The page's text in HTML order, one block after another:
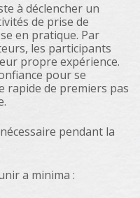
à déclencher un
de prise de
en pratique. Par
les participants
propre expérience.
pour se
rapide de premiers pas
pendant la
a minima :